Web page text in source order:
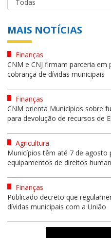
MAIS NOTÍCIAS
Finanças
CNM e CNJ firmam parceria
cobrança de dívidas municipais
Finanças
CNM orienta Municípios sobre
para devolução de recursos de
Agricultura
Municípios têm até 7 de agosto
equipamentos de direitos
Finanças
Publicado decreto que
dívidas municipais com a União